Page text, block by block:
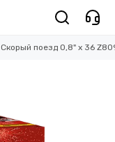
Скорый поезд 0,8" х 36